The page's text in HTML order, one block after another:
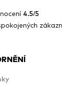
4.5/5